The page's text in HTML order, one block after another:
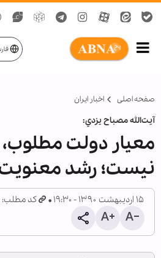
صفحه اصلی اخبار ایران
آيت‌الله مصباح يزدي:
معيار دولت مطلوب،
نیست؛ رشد
۱۵ اردیبهشت ۱۳۹۰ - ۱۹:۳۰ کد مطلب: 240160